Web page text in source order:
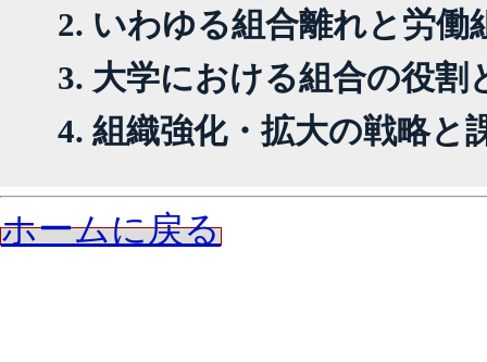
いわゆる組合離れと労働
大学における組合の役割
組織強化・拡大の戦略と
ホームに戻る